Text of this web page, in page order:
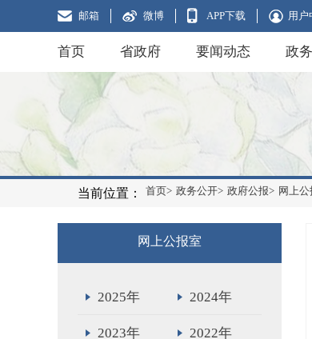
邮箱 微博 APP下载 用户
首页 省政府 要闻动态 政
当前位置： 首页> 政务公开> 政府公报> 网上公
网上公报室
2025年 2024年
2023年 2022年